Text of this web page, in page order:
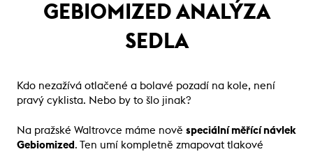
GEBIOMIZED ANALÝZA
SEDLA
Kdo nezažívá otlačené a bolavé pozadí na kole, není
pravý cyklista. Nebo by to šlo jinak?
Na pražské Waltrovce máme nově speciální měřící návlek
Gebiomized . Ten umí kompletně zmapovat tlakové